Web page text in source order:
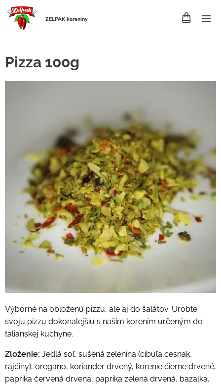
ZELPAK koreniny
Pizza 100g
Výborné na obloženú pizzu, ale aj do šalátov. Urobte
svoju pizzu dokonalejšiu s naším korením určeným do
talianskej kuchyne.
Zloženie: Jedlá soľ, sušená zelenina (cibuľa,cesnak,
rajčiny), oregano, koriander drvený, korenie čierne drvené,
paprika červená drvená, paprika zelená drvená, bazalka,